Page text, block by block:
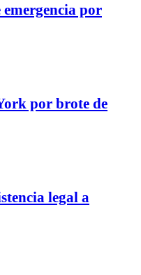
por
por brote de
legal a